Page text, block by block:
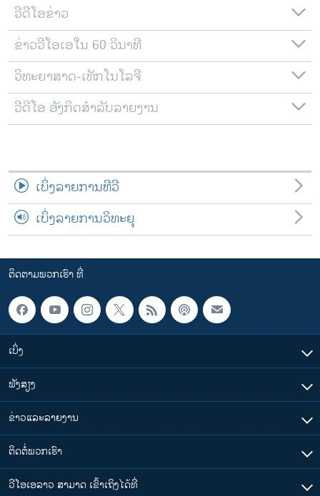
ຕິດຕາມພວກເຮົາ ທີ່
ພາສາຕ່າງໆ
ວີດີໂອຂ່າວ
ຂ່າວວີໂອເອໃນ 60 ວິນາທີ
ວິທະຍາສາດ-ເທັກໂນໂລຈີ
ວີດີໂອ ອັງກິດສຳລັບລາຍງານ
ເບິ່ງລາຍການທີວີ
ເບິ່ງລາຍການວິທະຍຸ
ຕິດຕາມພວກເຮົາ ທີ່
ເບິ່ງ
ຟັງສຽງ
ຂ່າວແລະລາຍງານ
ຕິດຕໍ່ພວກເຮົາ
ວີໂອເອລາວ ສາມາດ ເຂົ້າເຖິງໄດ້ທີ່